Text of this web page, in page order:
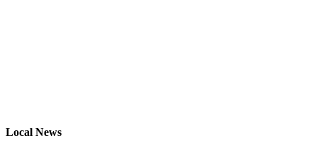
Local News